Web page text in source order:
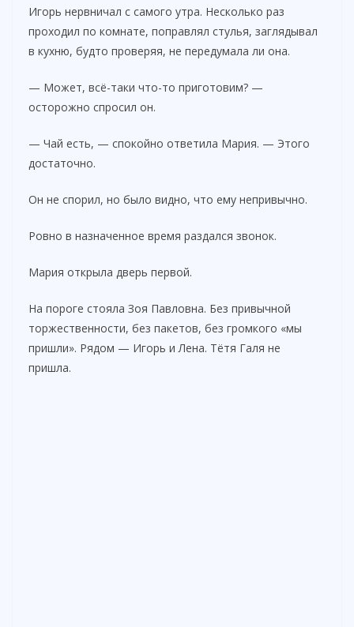
Игорь нервничал с самого утра. Несколько раз
проходил по комнате, поправлял стулья, заглядывал
в кухню, будто проверяя, не передумала ли она.
— Может, всё-таки что-то приготовим? —
осторожно спросил он.
— Чай есть, — спокойно ответила Мария. — Этого
достаточно.
Он не спорил, но было видно, что ему непривычно.
Ровно в назначенное время раздался звонок.
Мария открыла дверь первой.
На пороге стояла Зоя Павловна. Без привычной
торжественности, без пакетов, без громкого «мы
пришли». Рядом — Игорь и Лена. Тётя Галя не
пришла.